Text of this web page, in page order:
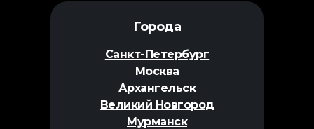
Города
Санкт-Петербург
Москва
Архангельск
Великий Новгород
Мурманск